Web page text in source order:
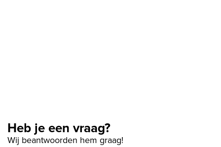
Heb je een vraag?
Wij beantwoorden hem graag!